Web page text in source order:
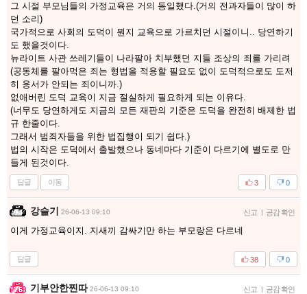
그 시절 부모님들의 가정교육은 거의 동일했다.(거의 전과자들이 많이 하
던 소리)
국가적으로 사회의 도덕이 뭔지 교육으로 가르치던 시절이니.. 당연하기
도 했을것이다.
뉴라이트 사관 쓰레기들이 나라팔아 치부했던 지들 조상의 죄를 가리려
(공동체를 팔아먹은 죄는 형법을 적용할 필요도 없이 도덕적으로도 도저
히 용서가 안되는 죄이니까.)
없애버린 도덕 교육이 지금 절실하게 필요하게 되는 이유다.
(너무도 당연하게도 지금의 모든 재판의 기준은 도덕을 완전히 배제한 법
규 한줄이다.
그래서 범죄자들을 위한 법집행이 되기 쉽다.)
법의 시작은 도덕에서 출발했으나 동네마다 기준이 다르기에 별도로 만
들게 된것이다.
답글 이동 0
3
강슬기 26-06-13 09:10 신고 | 공감 확인
이게 가정교육이지. 지새끼 감싸기만 하는 부모랑은 다르네
답글 0
38
기부안한찐따 26-06-13 09:10 신고 | 공감 확인